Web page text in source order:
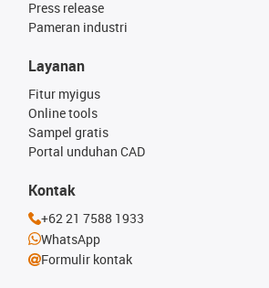
Press release
Pameran industri
Layanan
Fitur myigus
Online tools
Sampel gratis
Portal unduhan CAD
Kontak
+62 21 7588 1933
WhatsApp
Formulir kontak